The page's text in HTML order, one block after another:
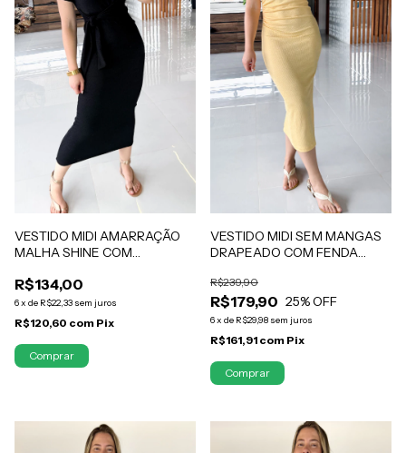
VESTIDO MIDI AMARRAÇÃO
MALHA SHINE COM
R$134,00
6x de R$22,33 sem juros
R$120,60 com Pix
VESTIDO MIDI SEM MANGAS
DRAPEADO COM FENDA
MANTEIGA MAYARA
R$179,90
R$239,90
25% OFF
6x de R$29,98 sem juros
R$161,91 com Pix